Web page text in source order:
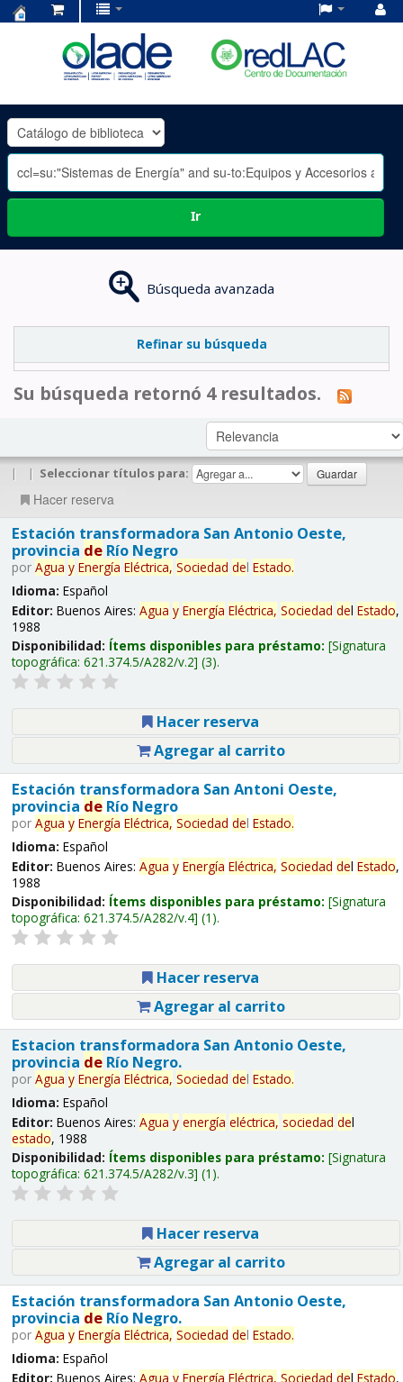
OLADE
-
Ir
Búsqueda avanzada
Refinar su búsqueda
Su búsqueda retornó 4 resultados.
| | Seleccionar títulos para:
Hacer reserva
Estación transformadora San Antonio Oeste,
provincia deRío Negro
por Agua y Energía Eléctrica, Sociedad del Estado.
Idioma: Español
Editor: Buenos Aires: Agua y Energía Eléctrica, Sociedad del Estado,
1988
Disponibilidad: Ítems disponibles para préstamo: Signatura
topográfica: 621.374.5/A282/v.2 (3).
Hacer reserva
Agregar al carrito
Estación transformadora San Antoni Oeste,
provincia deRío Negro
por Agua y Energía Eléctrica, Sociedad del Estado.
Idioma: Español
Editor: Buenos Aires: Agua y Energía Eléctrica, Sociedad del Estado,
1988
Disponibilidad: Ítems disponibles para préstamo: Signatura
topográfica: 621.374.5/A282/v.4 (1).
Hacer reserva
Agregar al carrito
Estacion transformadora San Antonio Oeste,
provincia deRío Negro.
por Agua y Energía Eléctrica, Sociedad del Estado.
Idioma: Español
Editor: Buenos Aires: Agua y energía eléctrica, sociedad del
estado, 1988
Disponibilidad: Ítems disponibles para préstamo: Signatura
topográfica: 621.374.5/A282/v.3 (1).
Hacer reserva
Agregar al carrito
Estación transformadora San Antonio Oeste,
provincia deRío Negro.
por Agua y Energía Eléctrica, Sociedad del Estado.
Idioma: Español
Editor: Buenos Aires: Agua y Energía Eléctrica, Sociedad del Estado,